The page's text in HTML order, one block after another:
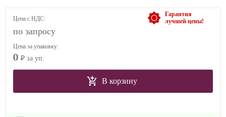
Гарантия
лучшей цены!
Цена с НДС:
по запросу
Цена за упаковку:
0 ₽ за уп.
В корзину